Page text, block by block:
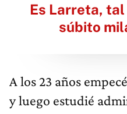
Es Larreta,
súbito
A los 23 años
y luego estudié